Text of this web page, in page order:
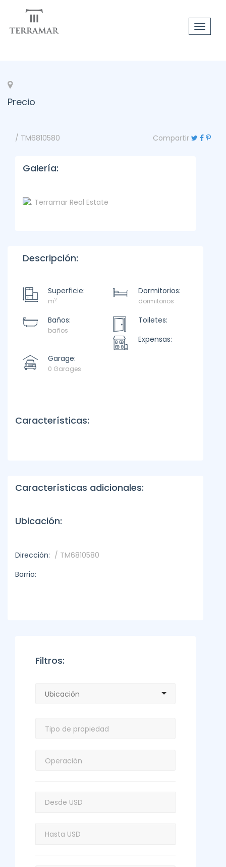
Toggle
Precio
/ TM6810580 Compartir
Galería:
Descripción:
Superficie:
m2
Dormitorios:
dormitorios
Baños:
baños
Toiletes:
Expensas:
Garage:
0 Garages
Características:
Características adicionales:
Ubicación:
Dirección: / TM6810580
Barrio:
Filtros: